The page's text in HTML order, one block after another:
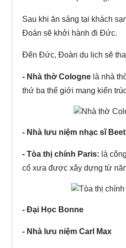
Sau khi ăn sáng tại khách
Đoàn sẽ khởi hành đi Đức.
Đến Đức, Đoàn du lịch sẽ
- Nhà thờ Cologne là nhà
thứ ba thế giới mang kiến
- Nhà lưu niệm nhạc sĩ
- Tòa thị chính Paris: là
cổ xưa được xây dựng từ
- Đại Học Bonne
- Nhà lưu niệm Carl Max